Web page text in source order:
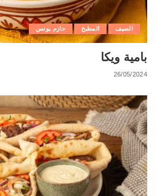
الصيف المطبخ حازم يونس
بامية ويكا
26/05/2024